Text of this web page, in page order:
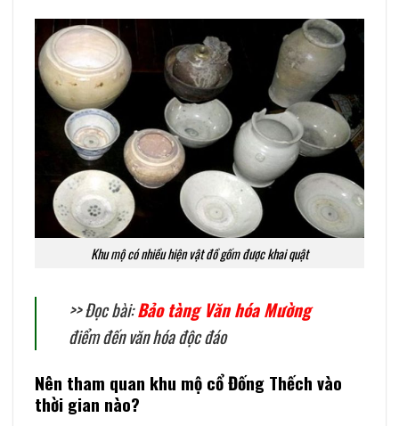
Khu mộ có nhiều hiện vật đồ gốm được khai quật
>> Đọc bài:Bảo tàng Văn hóa Mường
điểm đến văn hóa độc đáo
Nên tham quan khu mộ cổ Đống Thếch vào
thời gian nào?